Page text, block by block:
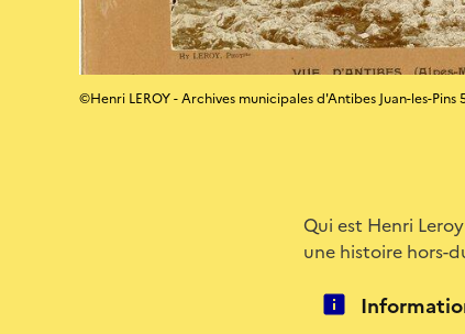
©Henri LEROY - Archives municipales d'Antibes Juan-les-Pins
Qui est Henri
une histoire hors-